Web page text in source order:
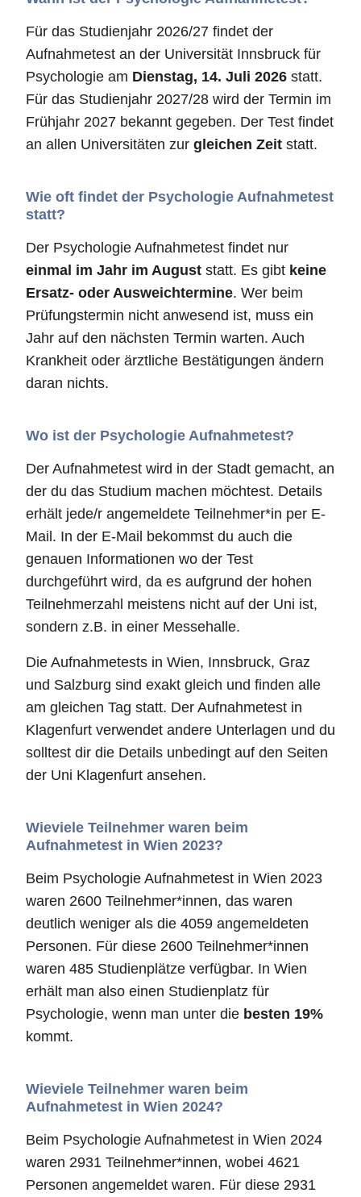
Für das Studienjahr 2026/27 findet der
Aufnahmetest an der Universität Innsbruck für
Psychologie am Dienstag, 14. Juli 2026 statt.
Für das Studienjahr 2027/28 wird der Termin im
Frühjahr 2027 bekannt gegeben. Der Test findet
an allen Universitäten zur gleichen Zeit statt.
Wie oft findet der Psychologie Aufnahmetest
statt?
Der Psychologie Aufnahmetest findet nur
einmal im Jahr im August statt. Es gibt keine
Ersatz- oder Ausweichtermine. Wer beim
Prüfungstermin nicht anwesend ist, muss ein
Jahr auf den nächsten Termin warten. Auch
Krankheit oder ärztliche Bestätigungen ändern
daran nichts.
Wo ist der Psychologie Aufnahmetest?
Der Aufnahmetest wird in der Stadt gemacht, an
der du das Studium machen möchtest. Details
erhält jede/r angemeldete Teilnehmer*in per E-
Mail. In der E-Mail bekommst du auch die
genauen Informationen wo der Test
durchgeführt wird, da es aufgrund der hohen
Teilnehmerzahl meistens nicht auf der Uni ist,
sondern z.B. in einer Messehalle.
Die Aufnahmetests in Wien, Innsbruck, Graz
und Salzburg sind exakt gleich und finden alle
am gleichen Tag statt. Der Aufnahmetest in
Klagenfurt verwendet andere Unterlagen und du
solltest dir die Details unbedingt auf den Seiten
der Uni Klagenfurt ansehen.
Wieviele Teilnehmer waren beim
Aufnahmetest in Wien 2023?
Beim Psychologie Aufnahmetest in Wien 2023
waren 2600 Teilnehmer*innen, das waren
deutlich weniger als die 4059 angemeldeten
Personen. Für diese 2600 Teilnehmer*innen
waren 485 Studienplätze verfügbar. In Wien
erhält man also einen Studienplatz für
Psychologie, wenn man unter die besten 19%
kommt.
Wieviele Teilnehmer waren beim
Aufnahmetest in Wien 2024?
Beim Psychologie Aufnahmetest in Wien 2024
waren 2931 Teilnehmer*innen, wobei 4621
Personen angemeldet waren. Für diese 2931